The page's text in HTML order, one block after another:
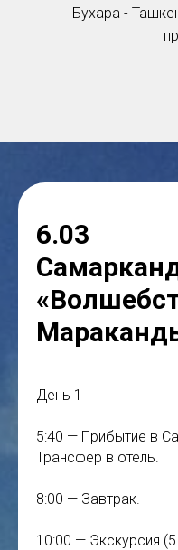
Бухара -
6.03
День 1
5:40 — Прибытие в
Трансфер в отель.
8:00 — Завтрак.
10:00 — Экскурсия